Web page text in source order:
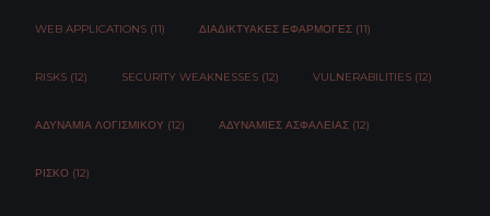
WEB APPLICATIONS (11) ΔΙΑΔΙΚΤΥΑΚΈΣ ΕΦΑΡΜΟΓΈΣ (11)
RISKS (12) SECURITY WEAKNESSES (12) VULNERABILITIES (12)
ΑΔΥΝΑΜΊΑ ΛΟΓΙΣΜΙΚΟΎ (12) ΑΔΥΝΑΜΊΕΣ ΑΣΦΆΛΕΙΑΣ (12)
ΡΊΣΚΟ (12)